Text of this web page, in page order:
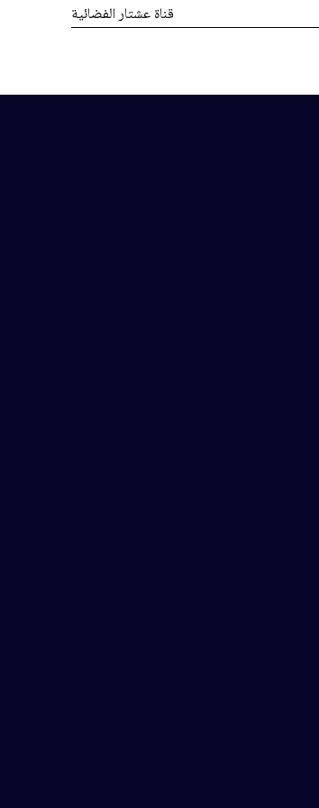
قناة عشتار الفضائية